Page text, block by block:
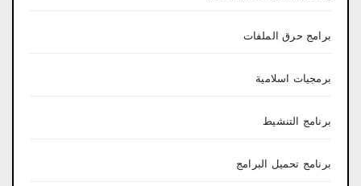
برامج حرق الملفات
برمجيات اسلامية
برنامج التنشيط
برنامج تحميل البرامج